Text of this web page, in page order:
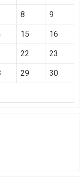
8 9
15 16
22 23
29 30